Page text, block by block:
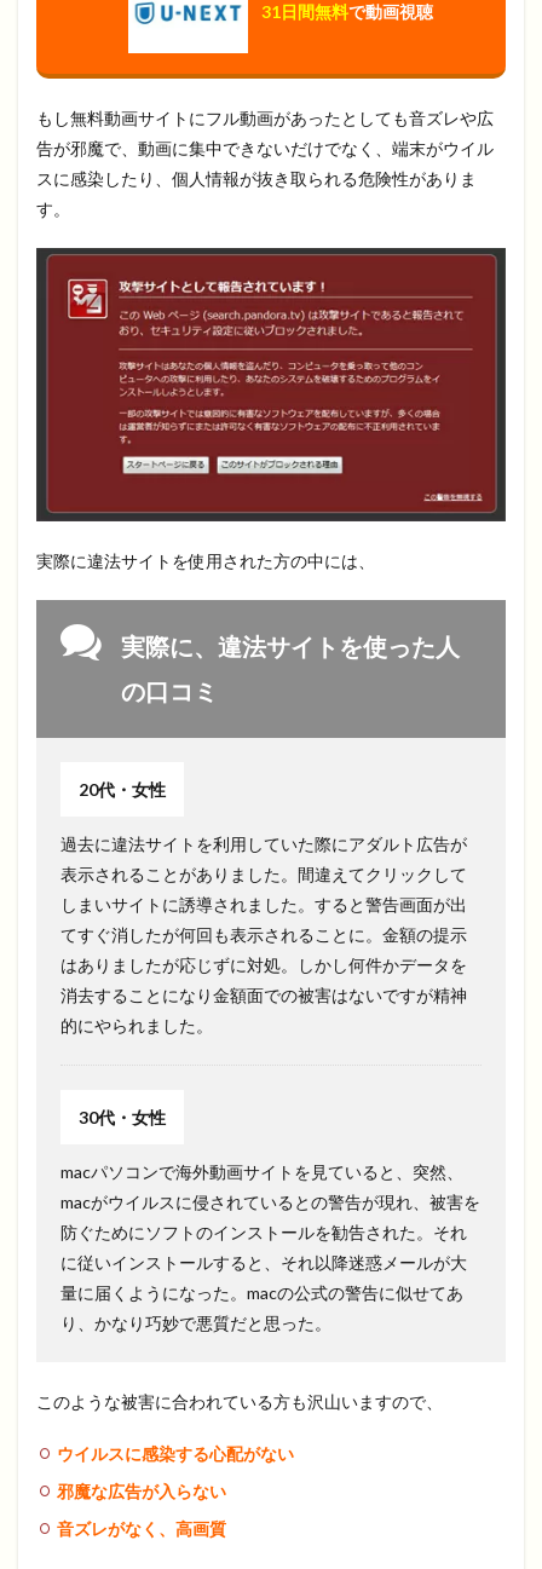
31日間無料で動画視聴
もし無料動画サイトにフル動画があったとしても音ズレや広
告が邪魔で、動画に集中できないだけでなく、端末がウイル
スに感染したり、個人情報が抜き取られる危険性がありま
す。
実際に違法サイトを使用された方の中には、
実際に、違法サイトを使った人
の口コミ
20代・女性
過去に違法サイトを利用していた際にアダルト広告が
表示されることがありました。間違えてクリックして
しまいサイトに誘導されました。すると警告画面が出
てすぐ消したが何回も表示されることに。金額の提示
はありましたが応じずに対処。しかし何件かデータを
消去することになり金額面での被害はないですが精神
的にやられました。
30代・女性
macパソコンで海外動画サイトを見ていると、突然、
macがウイルスに侵されているとの警告が現れ、被害を
防ぐためにソフトのインストールを勧告された。それ
に従いインストールすると、それ以降迷惑メールが大
量に届くようになった。macの公式の警告に似せてあ
り、かなり巧妙で悪質だと思った。
このような被害に合われている方も沢山いますので、
ウイルスに感染する心配がない
邪魔な広告が入らない
音ズレがなく、高画質